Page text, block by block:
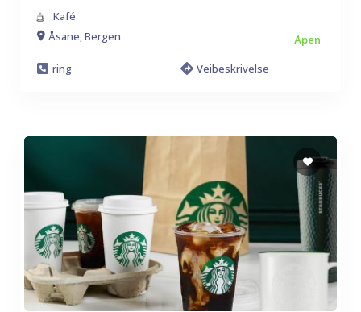
Kafé
Åsane, Bergen
Åpen
ring
Veibeskrivelse